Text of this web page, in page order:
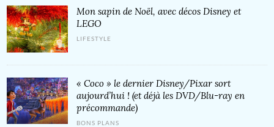
Mon sapin de Noël, avec décos Disney et
LEGO
LIFESTYLE
« Coco » le dernier Disney/Pixar sort
aujourd’hui ! (et déjà les DVD/Blu-ray en
précommande)
BONS PLANS